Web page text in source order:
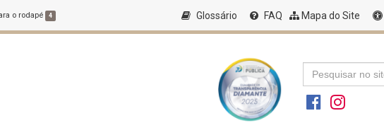
o rodapé 4 Glossário FAQ Mapa do Site